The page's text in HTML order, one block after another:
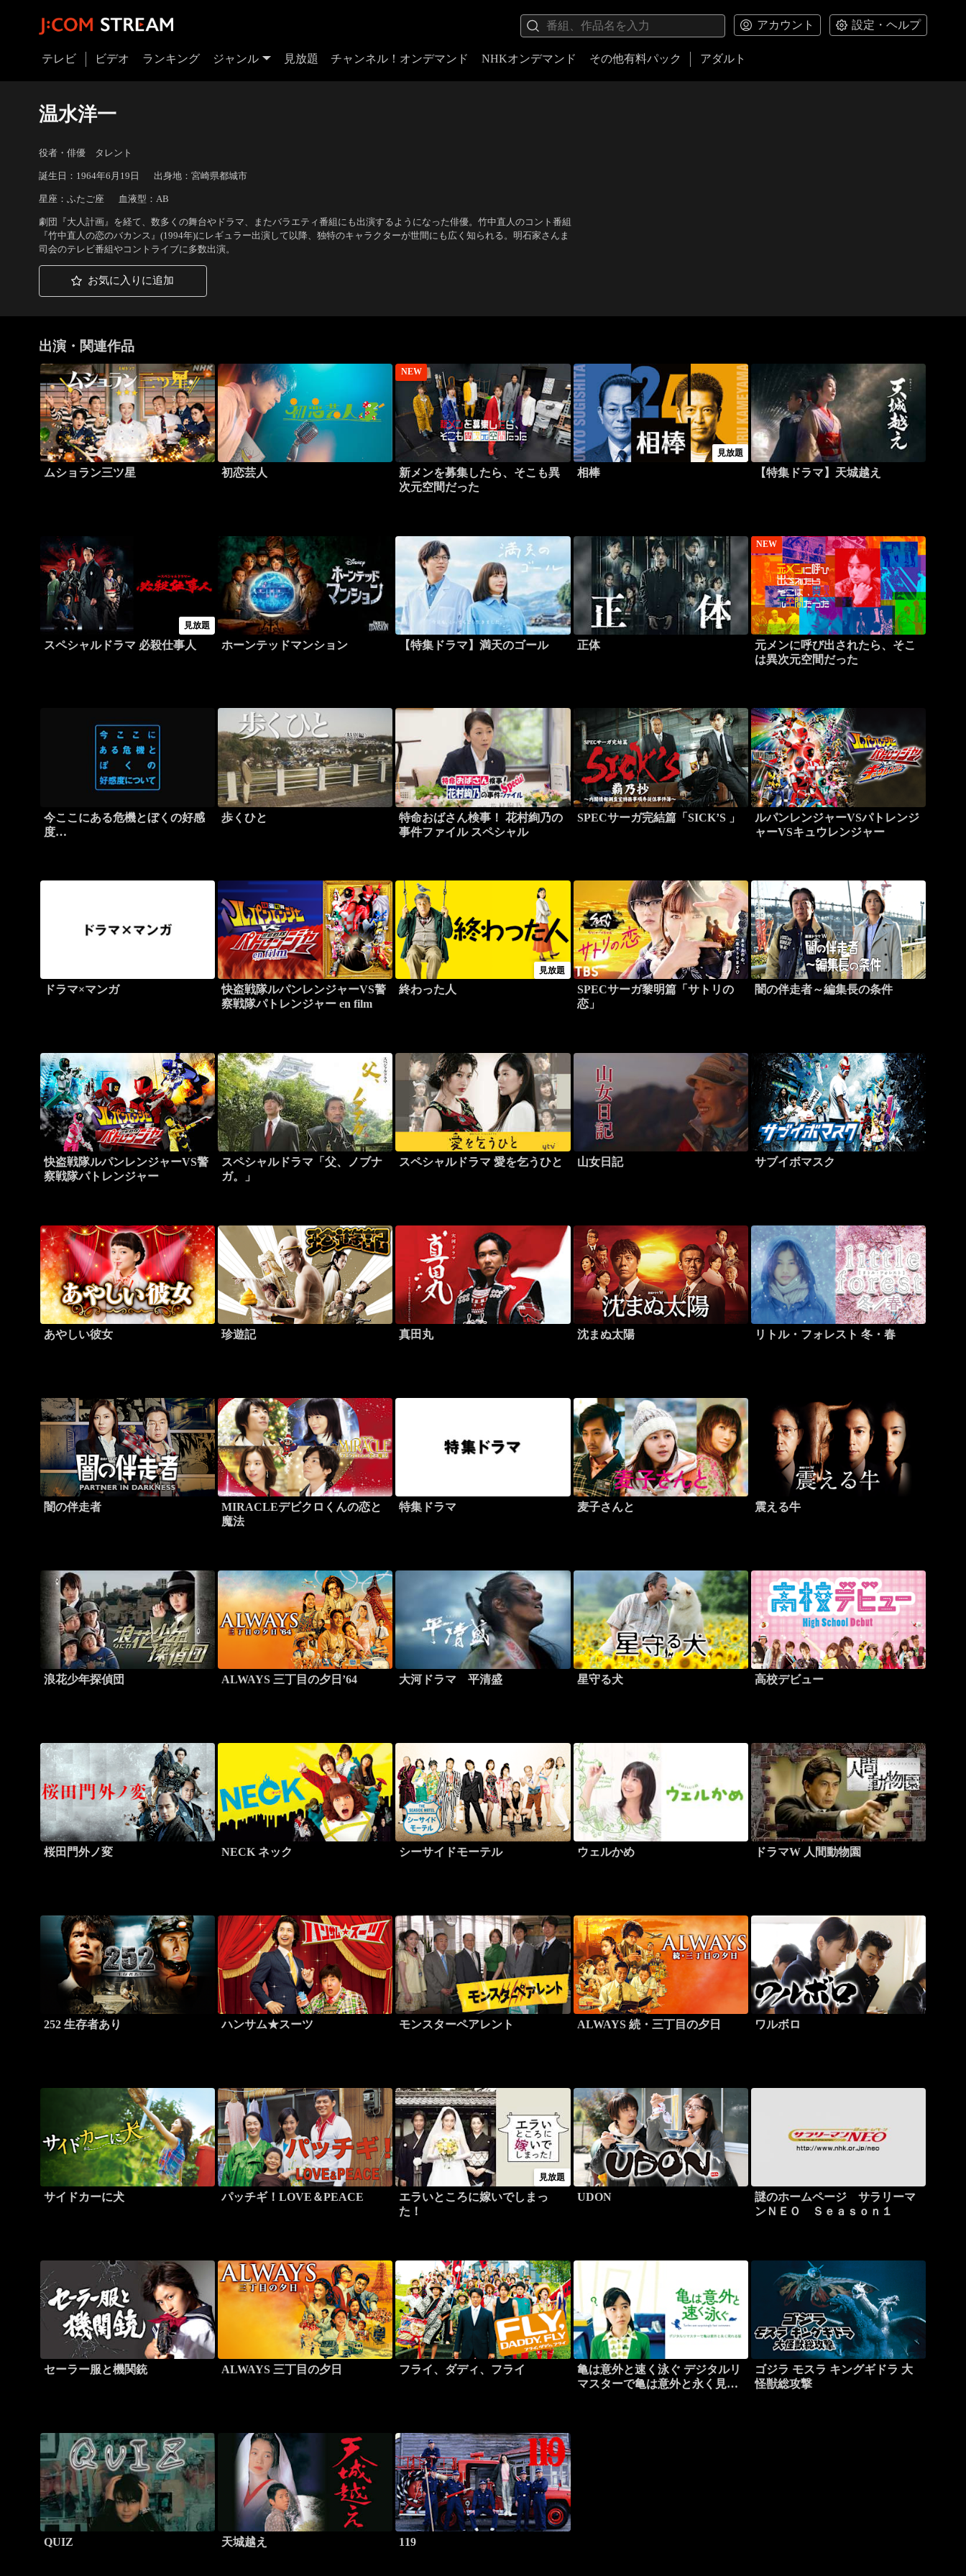
アカウント 設定・ヘルプ
テレビ ビデオ ランキング ジャンル 見放題 チャンネル！オンデマンド NHKオンデマンド その他有料パック アダルト
温水洋一
役者・俳優 タレント
誕生日：1964年6月19日 出身地：宮崎県都城市
星座：ふたご座 血液型：AB
劇団『大人計画』を経て、数多くの舞台やドラマ、またバラエティ番組にも出演するようになった俳優。竹中直人のコント番組
『竹中直人の恋のバカンス』(1994年)にレギュラー出演して以降、独特のキャラクターが世間にも広く知られる。明石家さんま
司会のテレビ番組やコントライブに多数出演。
お気に入りに追加
出演・関連作品
ムショラン三ツ星 初恋芸人
NEW
新メンを募集したら、そこも異
次元空間だった
見放題
相棒 【特集ドラマ】天城越え
見放題
スペシャルドラマ 必殺仕事人 ホーンテッドマンション 【特集ドラマ】満天のゴール 正体
NEW
元メンに呼び出されたら、そこ
は異次元空間だった
今ここにある危機とぼくの好感
度…
歩くひと
特命おばさん検事！ 花村絢乃の
事件ファイル スペシャル
SPECサーガ完結篇「SICK’S 」
ルパンレンジャーVSパトレンジ
ャーVSキュウレンジャー
ドラマ×マンガ
快盗戦隊ルパンレンジャーVS警
察戦隊パトレンジャー en film
見放題
終わった人
SPECサーガ黎明篇「サトリの
恋」
闇の伴走者～編集長の条件
快盗戦隊ルパンレンジャーVS警
察戦隊パトレンジャー
スペシャルドラマ「父、ノブナ
ガ。」
スペシャルドラマ 愛を乞うひと 山女日記 サブイボマスク
あやしい彼女 珍遊記 真田丸 沈まぬ太陽 リトル・フォレスト 冬・春
闇の伴走者
MIRACLEデビクロくんの恋と
魔法
特集ドラマ 麦子さんと 震える牛
浪花少年探偵団 ALWAYS 三丁目の夕日’64 大河ドラマ 平清盛 星守る犬 高校デビュー
桜田門外ノ変 NECK ネック シーサイドモーテル ウェルかめ ドラマW 人間動物園
252 生存者あり ハンサム★スーツ モンスターペアレント ALWAYS 続・三丁目の夕日 ワルボロ
サイドカーに犬 パッチギ！LOVE＆PEACE
見放題
エラいところに嫁いでしまっ
た！
UDON
謎のホームページ サラリーマ
ンＮＥＯ Ｓｅａｓｏｎ１
セーラー服と機関銃 ALWAYS 三丁目の夕日 フライ、ダディ、フライ
亀は意外と速く泳ぐ デジタルリ
マスターで亀は意外と永く見れ
ゴジラ モスラ キングギドラ 大
怪獣総攻撃
QUIZ 天城越え 119